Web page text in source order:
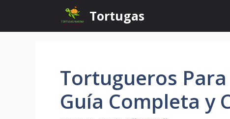
content
Tortugas
Tortugueros
Guía Completa y